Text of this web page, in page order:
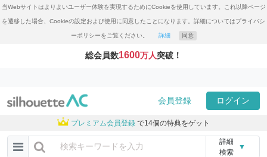
当Webサイトはよりよいユーザー体験を実現するためにCookieを使用しています。これ以降ページ
を遷移した場合、Cookieの設定および使用に同意したことになります。詳細についてはプライバシ
ーポリシーをご覧ください。 詳細 同意
総会員数1600万人突破！
会員登録 ログイン
プレミアム会員登録 で14個の特典をゲット
詳細
検索
▼